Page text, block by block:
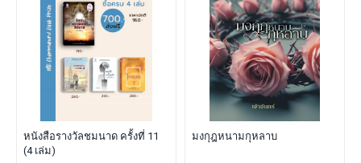
หนังสือรางวัลชมนาด ครั้งที่ 11
(4 เล่ม)
มงกุฎหนามกุหลาบ